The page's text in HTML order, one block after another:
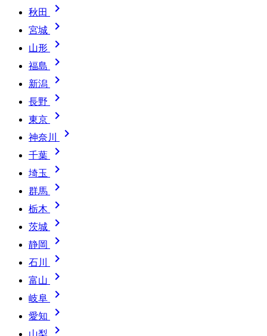
秋田 
宮城 
山形 
福島 
新潟 
長野 
東京 
神奈川 
千葉 
埼玉 
群馬 
栃木 
茨城 
静岡 
石川 
富山 
岐阜 
愛知 
山梨 